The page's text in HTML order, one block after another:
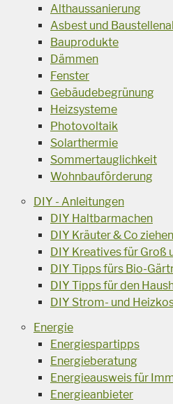
Althaussanierung
Asbest und
Bauprodukte
Dämmen
Fenster
Gebäudebegrünung
Heizsysteme
Photovoltaik
Solarthermie
Sommertauglichkeit
Wohnbauförderung
DIY - Anleitungen
DIY Haltbarmachen
DIY Kräuter & Co
DIY Kreatives für Groß
DIY Tipps fürs Bio-
DIY Tipps für den
DIY Strom- und
Energie
Energiespartipps
Energieberatung
Energieausweis für
Energieanbieter